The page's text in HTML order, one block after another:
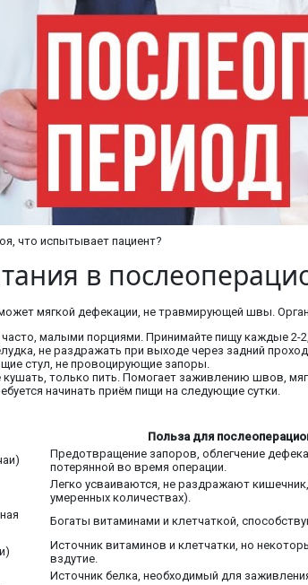
что испытывает пациент?
в
мягкой дефекации, не травмирующей швы.
малыми порциями. Принимайте пищу каждые 2-
не раздражать при выходе через задний
стул, не провоцирующие запоры.
кушать, только пить. Помогает заживлению швов,
начинать приём пищи на следующие сутки.
Польза для
Предотвращение запоров, облегчение
потерянной во время операции.
Легко усваиваются, не раздражают
умеренных количествах).
Богаты витаминами и клетчаткой,
Источник витаминов и клетчатки, но
вздутие.
Источник белка, необходимый для